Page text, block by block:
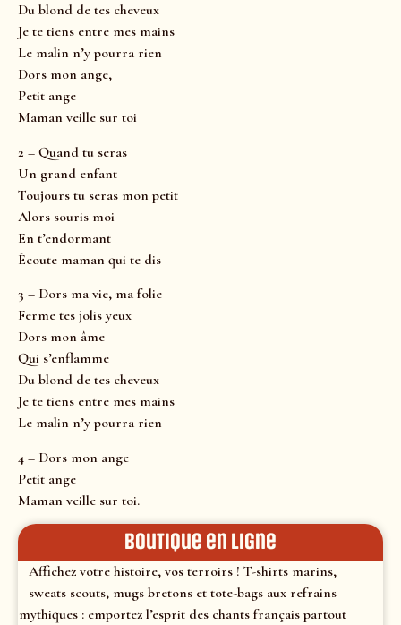
Du blond de tes cheveux
Je te tiens entre mes mains
Le malin n’y pourra rien
Dors mon ange,
Petit ange
Maman veille sur toi
2 – Quand tu seras
Un grand enfant
Toujours tu seras mon petit
Alors souris moi
En t’endormant
Écoute maman qui te dis
3 – Dors ma vie, ma folie
Ferme tes jolis yeux
Dors mon âme
Qui s’enflamme
Du blond de tes cheveux
Je te tiens entre mes mains
Le malin n’y pourra rien
4 – Dors mon ange
Petit ange
Maman veille sur toi.
Boutique en ligne
Affichez votre histoire, vos terroirs ! T-shirts marins,
sweats scouts, mugs bretons et tote-bags aux refrains
mythiques : emportez l’esprit des chants français partout